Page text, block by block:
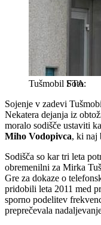
Tušmobil STA
Sojenje v zadevi
Nekatera dejanja iz
moralo sodišče ustaviti
Miho Vodopivca, ki naj
Sodišča so kar tri leta
obremenilni za Mirka
Gre za dokaze o
pridobili leta 2011 med
sporno podelitev
preprečevala